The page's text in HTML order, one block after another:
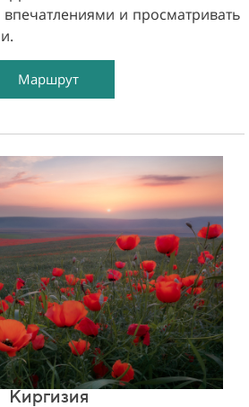
впечатлениями и просматривать
Маршрут
Киргизия